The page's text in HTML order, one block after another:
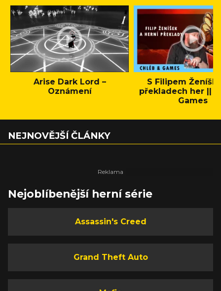
Arise Dark Lord –
Oznámení
S Filipem
překladech her ||
Games
NEJNOVĚJŠÍ ČLÁNKY
Nejoblíbenější herní série
Assassin's Creed
Grand Theft Auto